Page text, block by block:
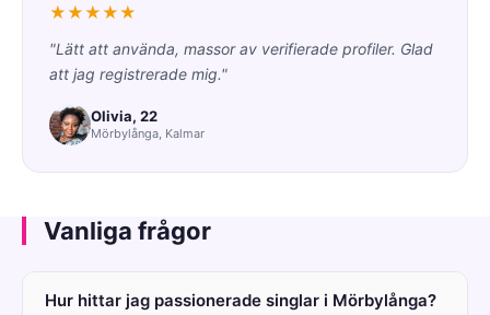
★★★★★
"Lätt att använda, massor av verifierade profiler. Glad
att jag registrerade mig."
Olivia, 22
Mörbylånga, Kalmar
Vanliga frågor
Hur hittar jag passionerade singlar i Mörbylånga?